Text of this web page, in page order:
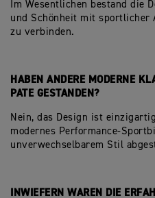
Im Wesentlichen bestand die
und Schönheit mit sportlicher
zu verbinden.
HABEN ANDERE MODERNE
PATE GESTANDEN?
Nein, das Design ist
modernes Performance-
unverwechselbarem Stil
INWIEFERN WAREN DIE